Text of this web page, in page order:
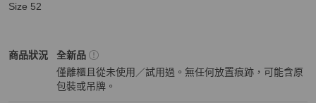
Size 52
商品狀況
Versace男裝商品狀態與細節
全新品
僅離櫃且從未使用／試用過。無任何放置痕跡，可能含原
包裝或吊牌。